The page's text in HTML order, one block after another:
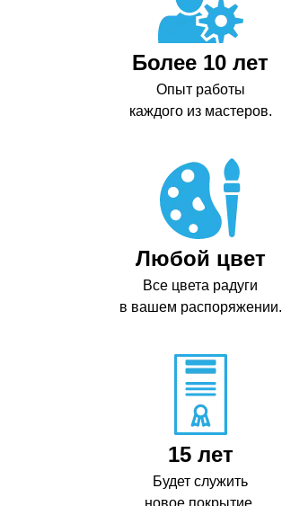
Более 10 лет
Опыт работы
каждого из мастеров.
Любой цвет
Все цвета радуги
в вашем распоряжении.
15 лет
Будет служить
новое покрытие.